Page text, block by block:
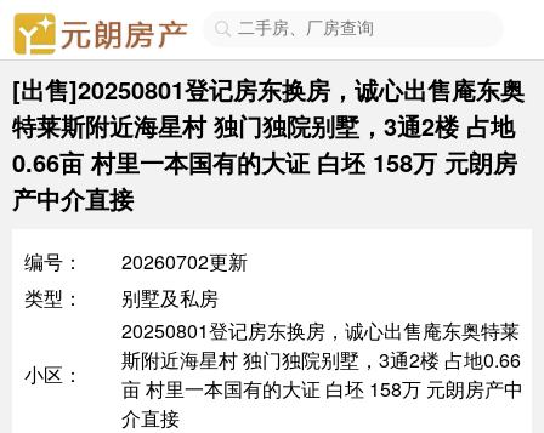

[出售]20250801登记房东换房，诚心出售庵东奥
特莱斯附近海星村 独门独院别墅，3通2楼 占地
0.66亩 村里一本国有的大证 白坯 158万 元朗房
产中介直接
编号：
20260702更新
类型：
别墅及私房
小区：
20250801登记房东换房，诚心出售庵东奥特莱
斯附近海星村 独门独院别墅，3通2楼 占地0.66
亩 村里一本国有的大证 白坯 158万 元朗房产中
介直接